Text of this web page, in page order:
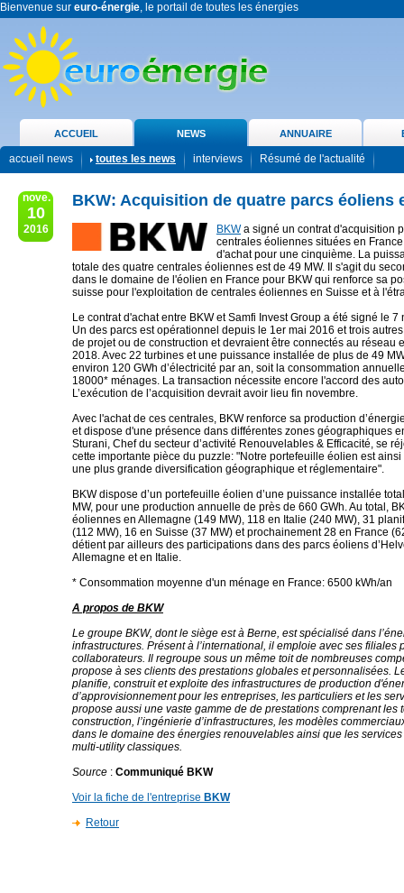
Bienvenue sur euro-énergie, le portail de toutes les énergies
ACCUEIL NEWS ANNUAIRE
accueil news toutes les news interviews Résumé de l'actualité
nove.
10
2016
BKW: Acquisition de quatre parcs éoliens
BKWa signé un contrat d'acquisition
centrales éoliennes situées en
d'achat pour une cinquième. La
totale des quatre centrales éoliennes est de 49 MW. Il s'agit du
dans le domaine de l'éolien en France pour BKW qui renforce sa
suisse pour l'exploitation de centrales éoliennes en Suisse et à
Le contrat d'achat entre BKW et Samfi Invest Group a été signé le 7
Un des parcs est opérationnel depuis le 1er mai 2016 et trois
de projet ou de construction et devraient être connectés au réseau
2018. Avec 22 turbines et une puissance installée de plus de 49
environ 120 GWh d’électricité par an, soit la consommation
18000* ménages. La transaction nécessite encore l'accord des
L’exécution de l’acquisition devrait avoir lieu fin novembre.
Avec l'achat de ces centrales, BKW renforce sa production
et dispose d'une présence dans différentes zones géographiques
Sturani, Chef du secteur d’activité Renouvelables & Efficacité, se
cette importante pièce du puzzle: "Notre portefeuille éolien est
une plus grande diversification géographique et réglementaire".
BKW dispose d’un portefeuille éolien d’une puissance installée
MW, pour une production annuelle de près de 660 GWh. Au total,
éoliennes en Allemagne (149 MW), 118 en Italie (240 MW), 31
(112 MW), 16 en Suisse (37 MW) et prochainement 28 en France
détient par ailleurs des participations dans des parcs éoliens
Allemagne et en Italie.
* Consommation moyenne d'un ménage en France: 6500 kWh/an
A propos de BKW
Le groupe BKW, dont le siège est à Berne, est spécialisé dans
infrastructures. Présent à l’international, il emploie avec ses filiales
collaborateurs. Il regroupe sous un même toit de nombreuses
propose à ses clients des prestations globales et personnalisées.
planifie, construit et exploite des infrastructures de production
d’approvisionnement pour les entreprises, les particuliers et les
propose aussi une vaste gamme de de prestations comprenant les
construction, l’ingénierie d’infrastructures, les modèles
dans le domaine des énergies renouvelables ainsi que les services
multi-utility classiques.
Source : Communiqué BKW
Voir la fiche de l'entreprise BKW
Retour